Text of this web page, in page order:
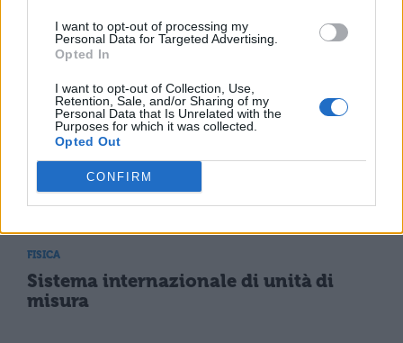
I want to opt-out of processing my
Personal Data for Targeted Advertising.
Opted In
I want to opt-out of Collection, Use,
Retention, Sale, and/or Sharing of my
Personal Data that Is Unrelated with the
Purposes for which it was collected.
Opted Out
CONFIRM
FISICA
Errore relativo: come si calcola
FISICA
Induzione elettromagnetica:
spiegazione, riassunto e applicazioni
FISICA
Sistema internazionale di unità di
misura